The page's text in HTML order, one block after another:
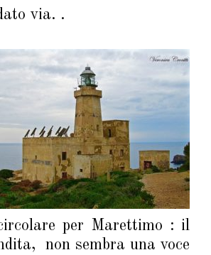
via. .
per Marettimo : il
non sembra una voce